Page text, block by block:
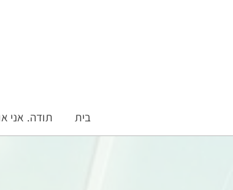
בית תודה. אני